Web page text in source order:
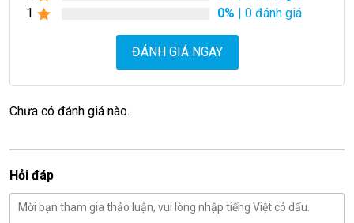
1
0% | 0 đánh giá
ĐÁNH GIÁ NGAY
Chưa có đánh giá nào.
Hỏi đáp